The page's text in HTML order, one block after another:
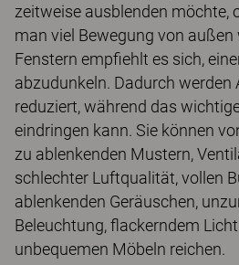
zeitweise ausblenden möchte,
man viel Bewegung von
Fenstern empfiehlt es sich,
abzudunkeln. Dadurch werden
reduziert, während das
eindringen kann. Sie können
zu ablenkenden Mustern,
schlechter Luftqualität, vollen
ablenkenden Geräuschen,
Beleuchtung, flackerndem
unbequemen Möbeln reichen.